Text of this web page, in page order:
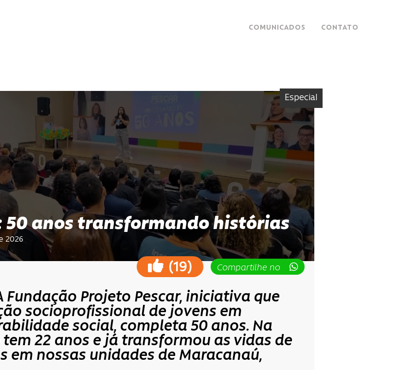
COMUNICADOS CONTATO
Especial
50 anos transformando histórias
2026
Compartilhe no
(19)
Fundação Projeto Pescar, iniciativa que
socioprofissional de jovens em
social, completa 50 anos. Na
tem 22 anos e já transformou as vidas de
em nossas unidades de Maracanaú,